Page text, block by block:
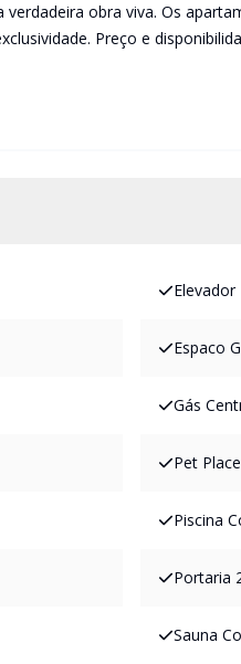
obra viva. Os
Preço e
Elevador
Espaco
Gás
Pet Place
Piscina
Portaria
Sauna